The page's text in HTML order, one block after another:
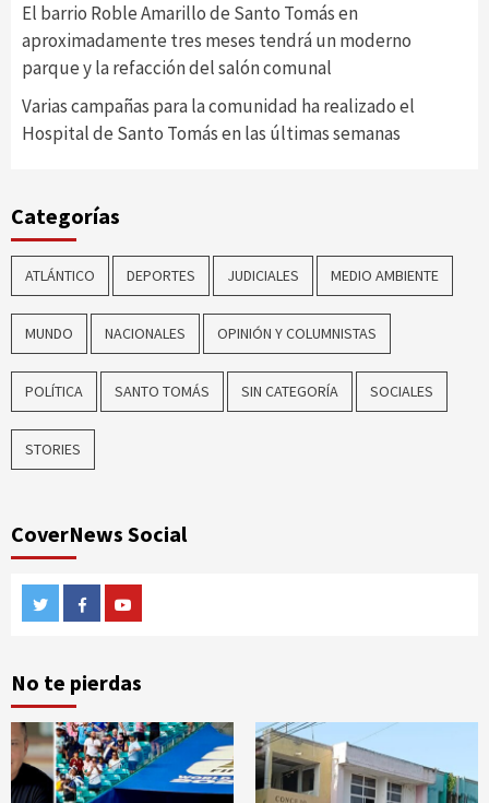
El barrio Roble Amarillo de Santo Tomás en
aproximadamente tres meses tendrá un moderno
parque y la refacción del salón comunal
Varias campañas para la comunidad ha realizado el
Hospital de Santo Tomás en las últimas semanas
Categorías
ATLÁNTICO DEPORTES JUDICIALES MEDIO AMBIENTE
MUNDO NACIONALES OPINIÓN Y COLUMNISTAS
POLÍTICA SANTO TOMÁS SIN CATEGORÍA SOCIALES
STORIES
CoverNews Social
TwitterFacebook
No te pierdas